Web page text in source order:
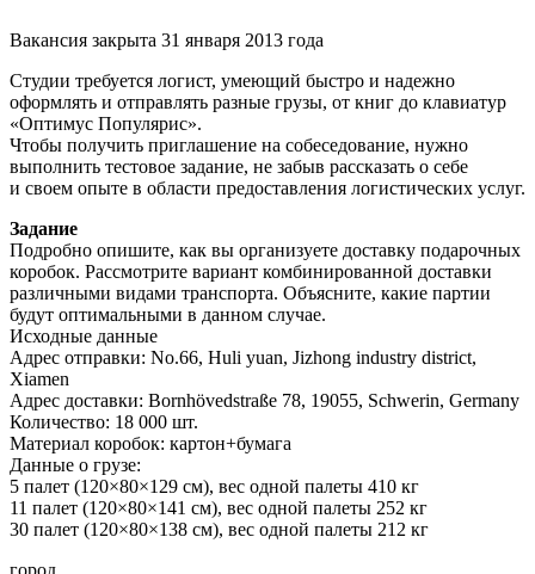
Вакансия закрыта 31 января 2013 года
Студии требуется логист, умеющий быстро и надежно
оформлять и отправлять разные грузы, от книг до клавиатур
«Оптимус Популярис».
Чтобы получить приглашение на собеседование, нужно
выполнить тестовое задание, не забыв рассказать о себе
и своем опыте в области предоставления логистических услуг.
Задание
Подробно опишите, как вы организуете доставку подарочных
коробок. Рассмотрите вариант комбинированной доставки
различными видами транспорта. Объясните, какие партии
будут оптимальными в данном случае.
Исходные данные
Адрес отправки: No.66, Huli yuan, Jizhong industry district,
Xiamen
Адрес доставки: Bornhövedstraße 78, 19055, Schwerin, Germany
Количество: 18 000 шт.
Материал коробок: картон+бумага
Данные о грузе:
5 палет (120×80×129 см), вес одной палеты 410 кг
11 палет (120×80×141 см), вес одной палеты 252 кг
30 палет (120×80×138 см), вес одной палеты 212 кг
город